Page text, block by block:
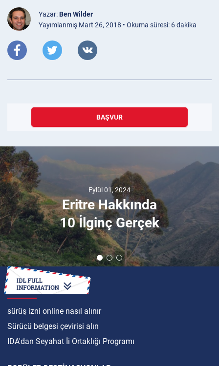
Yazar: Ben Wilder
Yayımlanmış Mart 26, 2018 • Okuma süresi: 6 dakika
BAŞVUR
Eylül 01, 2024
Eritre Hakkında
10 İlginç Gerçek
ULUSLARARASI
sürüş izni online nasıl alınır
Sürücü belgesi çevirisi alın
IDA'dan Seyahat İi Ortaklığı Programı